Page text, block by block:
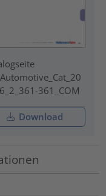
361_COM
Download